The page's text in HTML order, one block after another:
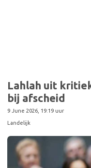
Lahlah uit
bij afscheid
9 June 2026, 19:19 uur
Landelijk